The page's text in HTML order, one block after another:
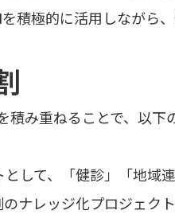
積極的に活用しながら
積み重ねることで、以下
として、「健診」「地
のナレッジ化プロジェク